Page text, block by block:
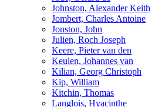
Johnston, Alexander Keith
Jombert, Charles Antoine
Jonston, John
Julien, Roch Joseph
Keere, Pieter van den
Keulen, Johannes van
Kilian, Georg Christoph
Kip, William
Kitchin, Thomas
Langlois, Hyacinthe